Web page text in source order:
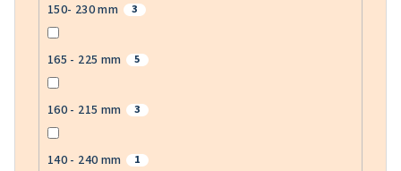
150- 230 mm 3
165 - 225 mm 5
160 - 215 mm 3
140 - 240 mm 1